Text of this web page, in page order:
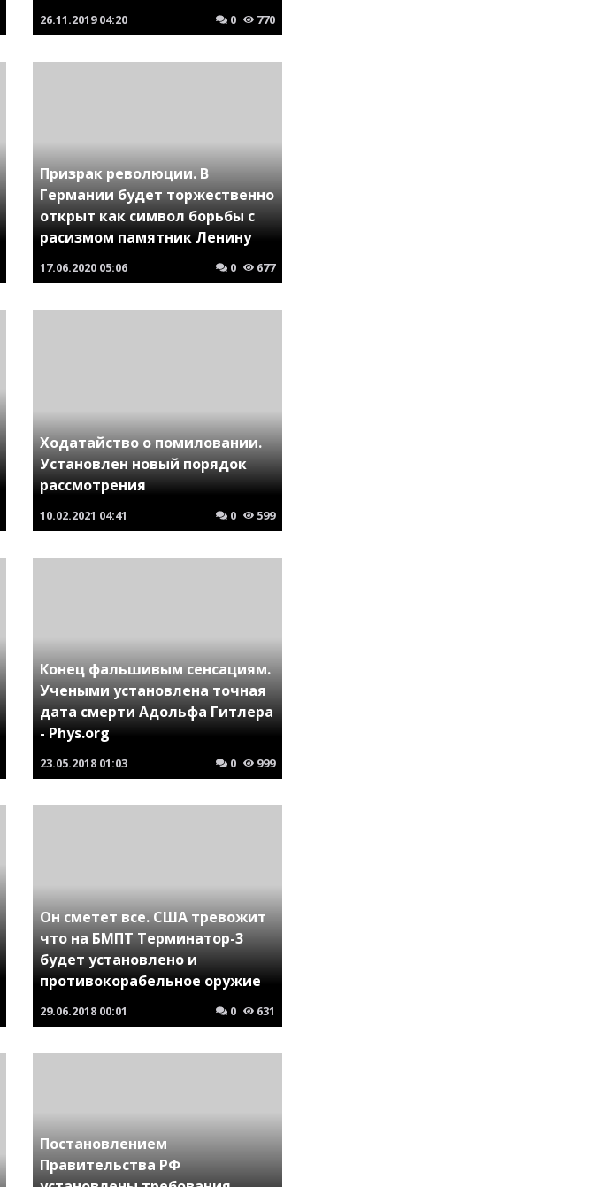
26.11.2019 04:20 0 770
Призрак революции. В
Германии будет торжественно
открыт как символ борьбы с
расизмом памятник Ленину
17.06.2020 05:06 0 677
Ходатайство о помиловании.
Установлен новый порядок
рассмотрения
10.02.2021 04:41 0 599
Конец фальшивым сенсациям.
Учеными установлена точная
дата смерти Адольфа Гитлера
- Phys.org
23.05.2018 01:03 0 999
Он сметет все. США тревожит
что на БМПТ Терминатор-3
будет установлено и
противокорабельное оружие
29.06.2018 00:01 0 631
Постановлением
Правительства РФ